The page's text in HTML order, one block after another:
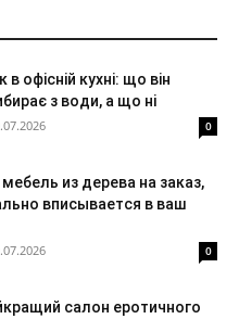
в офісній кухні: що він
з води, а що ні
0
мебель из дерева на заказ,
вписывается в ваш
0
салон еротичного